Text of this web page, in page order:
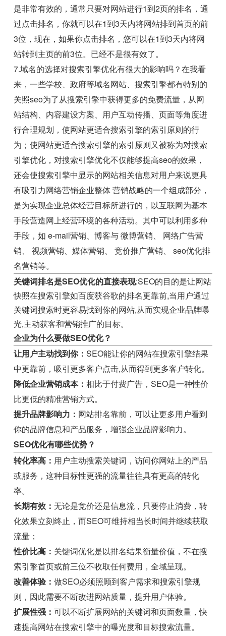
是非常有效的，通常只要对网站进行1到2页的排名，通
过点击排名，你就可以在1到3天内将网站排到首页的前
3位，现在，如果你点击排名，您可以在1到3天内将网
站转到主页的前3位。已经不是很有效了。
7.域名的选择对搜索引擎优化有很大的影响吗？在我看
来，一些学校、政府等域名网站、搜索引擎都有特别的
关照seo为了从搜索引擎中获得更多的免费流量，从网
站结构、内容建设方案、用户互动传播、页面等角度进
行合理规划，使网站更适合搜索引擎的索引原则的行
为；使网站更适合搜索引擎的索引原则又被称为对搜索
引擎优化，对搜索引擎优化不仅能够提高seo的效果，
还会使搜索引擎中显示的网站相关信息对用户来说更具
有吸引力网络营销企业整体 营销战略的一个组成部分，
是为实现企业总体经营目标所进行的，以互联网为基本
手段营造网上经营环境的各种活动。其中可以利用多种
手段，如 e-mail营销、博客与 微博营销、 网络广告营
销、 视频营销、媒体营销、 竞价推广营销、 seo优化排
名营销等。
关键词排名是SEO优化的直接表现:SEO的目的是让网站
快照在搜索引擎如百度获谷歌的排名更靠前,当用户通过
关键词搜索时更容易找到你的网站,从而实现企业品牌曝
光,主动获客和营销推广的目标。
企业为什么要做SEO优化？
让用户主动找到你：SEO能让你的网站在搜索引擎结果
中更靠前，吸引更多客户点击,从而得到更多客户转化。
降低企业营销成本：相比于付费广告，SEO是一种性价
比更低的精准营销方式。
提升品牌影响力： 网站排名靠前，可以让更多用户看到
你的品牌信息和产品服务，增强企业品牌影响力。
SEO优化有哪些优势？
转化率高： 用户主动搜索关键词，访问你网站上的产品
或服务，这种目标性更强的流量往往具有更高的转化
率。
长期有效：无论是竞价还是信息流，只要停止消费，转
化效果立刻终止，而SEO可维持相当长时间并继续获取
流量；
性价比高： 关键词优化是以排名结果衡量价值，不在搜
索引擎首页或前三位不收取任何费用，全域呈现。
改善体验：做SEO必须照顾到客户需求和搜索引擎规
则，因此需要不断改进网站质量，提升用户体验。
扩展性强：可以不断扩展网站的关键词和页面数量，快
速提高网站在搜索引擎中的曝光度和目标搜索流量。